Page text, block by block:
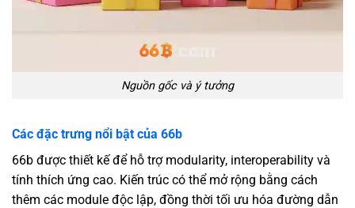
Nguồn gốc và ý tưởng
Các đặc trưng nổi bật của 66b
66b được thiết kế để hỗ trợ modularity, interoperability và
tính thích ứng cao. Kiến trúc có thể mở rộng bằng cách
thêm các module độc lập, đồng thời tối ưu hóa đường dẫn